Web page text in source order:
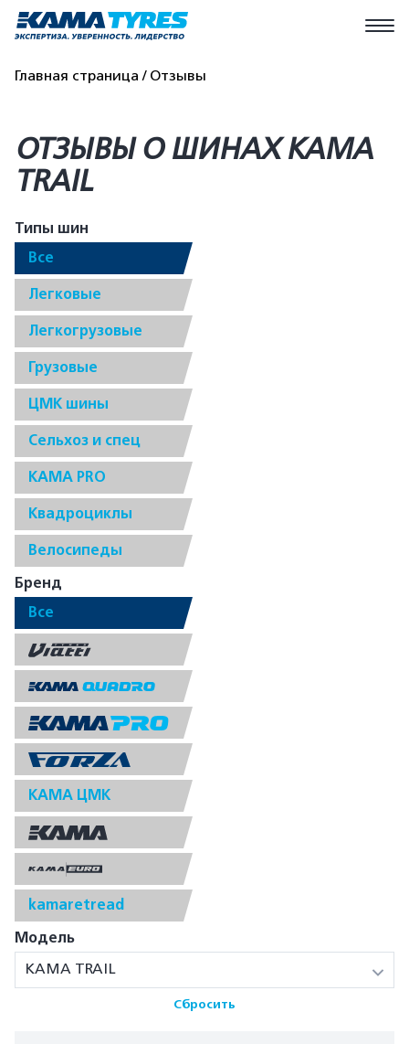
Главная страница Отзывы
ОТЗЫВЫ О ШИНАХ КАМА
TRAIL
Типы шин
Все
Легковые
Легкогрузовые
Грузовые
ЦМК шины
Сельхоз и спец
КАМА PRO
Квадроциклы
Велосипеды
Бренд
Все
КАМА ЦМК
kamaretread
Модель
КАМА TRAIL
Сбросить